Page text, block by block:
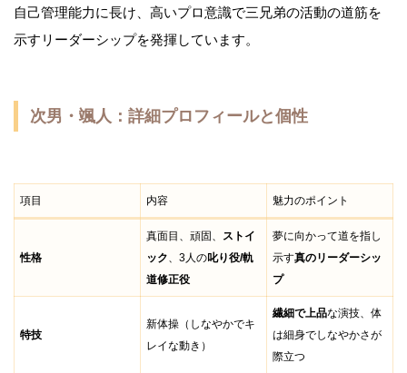
自己管理能力に長け、高いプロ意識で三兄弟の活動の道筋を
示すリーダーシップを発揮しています。
次男・颯人：詳細プロフィールと個性
項目 内容 魅力のポイント
性格
真面目、頑固、 ストイ
ック、3人の叱り役/軌
道修正役
夢に向かって道を指し
示す真のリーダーシッ
プ
特技
新体操（しなやかでキ
レイな動き）
繊細で上品な演技、体
は細身でしなやかさが
際立つ